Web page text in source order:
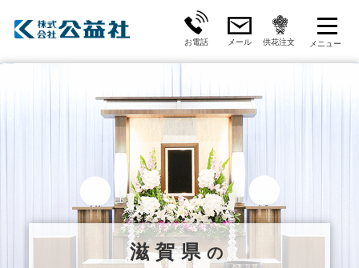
お電話 メール 供花注文
滋賀県の